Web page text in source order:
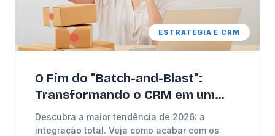
ESTRATÉGIA E CRM
O Fim do "Batch-and-Blast":
Transformando o CRM em um
Motor de Vendas de Funil
Completo
Descubra a maior tendência de 2026: a
integração total. Veja como acabar com os